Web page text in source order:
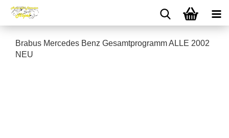
Brabus Mercedes Benz Gesamtprogramm ALLE 2002
NEU